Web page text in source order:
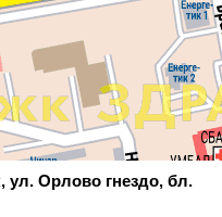
ул. Орлово гнездо, бл.